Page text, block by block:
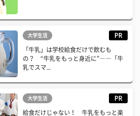
大学生活 PR
「牛乳」は学校給食だけで飲むも
の？ “牛乳をもっと身近に”――「牛
乳でスマ...
大学生活 PR
給食だけじゃない！ 牛乳をもっと楽